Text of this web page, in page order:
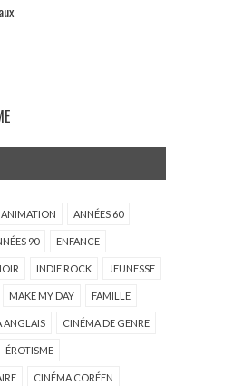
ANIMATION ANNÉES 60
90 ENFANCE
INDIE ROCK JEUNESSE
MAKE MY DAY FAMILLE
ANGLAIS CINÉMA DE GENRE
ÉROTISME
CINÉMA CORÉEN